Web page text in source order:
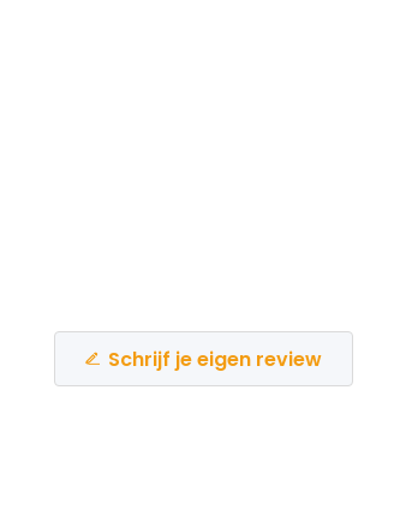
Schrijf je eigen review